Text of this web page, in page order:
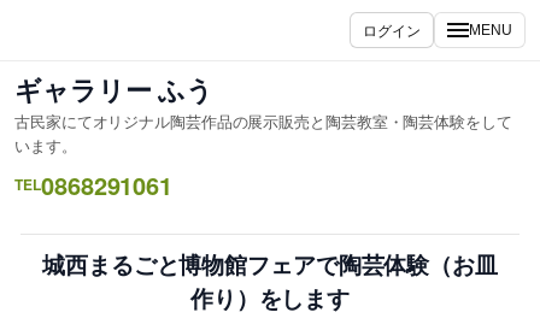
ス
キ
ッ
プ
ログイン MENU
ギャラリー ふう
古民家にてオリジナル陶芸作品の展示販売と陶芸教室・陶芸体験をして
います。
TEL0868291061
城西まるごと博物館フェアで陶芸体験（お皿
作り）をします